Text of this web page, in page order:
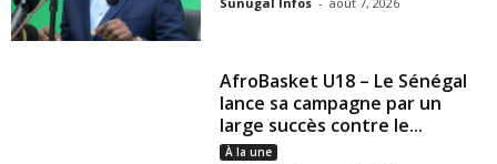
AfroBasket U18 – Le Sénégal
lance sa campagne par un
large succès contre le...
À la une